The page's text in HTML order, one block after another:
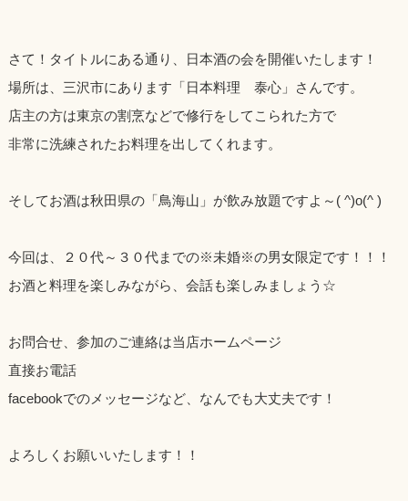
さて！タイトルにある通り、日本酒の会を開催いたします！
場所は、三沢市にあります「日本料理 泰心」さんです。
店主の方は東京の割烹などで修行をしてこられた方で
非常に洗練されたお料理を出してくれます。
そしてお酒は秋田県の「鳥海山」が飲み放題ですよ～( ^)o(^ )
今回は、２０代～３０代までの※未婚※の男女限定です！！！
お酒と料理を楽しみながら、会話も楽しみましょう☆
お問合せ、参加のご連絡は当店ホームページ
直接お電話
facebookでのメッセージなど、なんでも大丈夫です！
よろしくお願いいたします！！